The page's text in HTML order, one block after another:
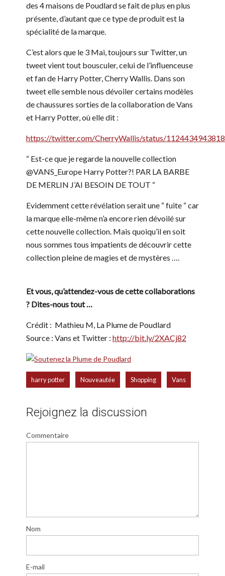
des 4 maisons de Poudlard se fait de plus en plus
présente, d’autant que ce type de produit est la
spécialité de la marque.
C’est alors que le 3 Mai, toujours sur Twitter, un
tweet vient tout bousculer, celui de l’influenceuse
et fan de Harry Potter, Cherry Wallis. Dans son
tweet elle semble nous dévoiler certains modèles
de chaussures sorties de la collaboration de Vans
et Harry Potter, où elle dit :
https://twitter.com/CherryWallis/status/
“ Est-ce que je regarde la nouvelle collection
@VANS_Europe Harry Potter?! PAR LA BARBE
DE MERLIN J’AI BESOIN DE TOUT “
Evidemment cette révélation serait une “ fuite “ car
la marque elle-même n’a encore rien dévoilé sur
cette nouvelle collection. Mais quoiqu’il en soit
nous sommes tous impatients de découvrir cette
collection pleine de magies et de mystères ….
Et vous, qu’attendez-vous de cette collaborations
? Dites-nous tout …
Crédit : Mathieu M, La Plume de Poudlard
Source : Vans et Twitter : http://bit.ly/2XACj82
harry potter Nouveautée Shopping Vans
Rejoignez la discussion
Commentaire
Nom
E-mail